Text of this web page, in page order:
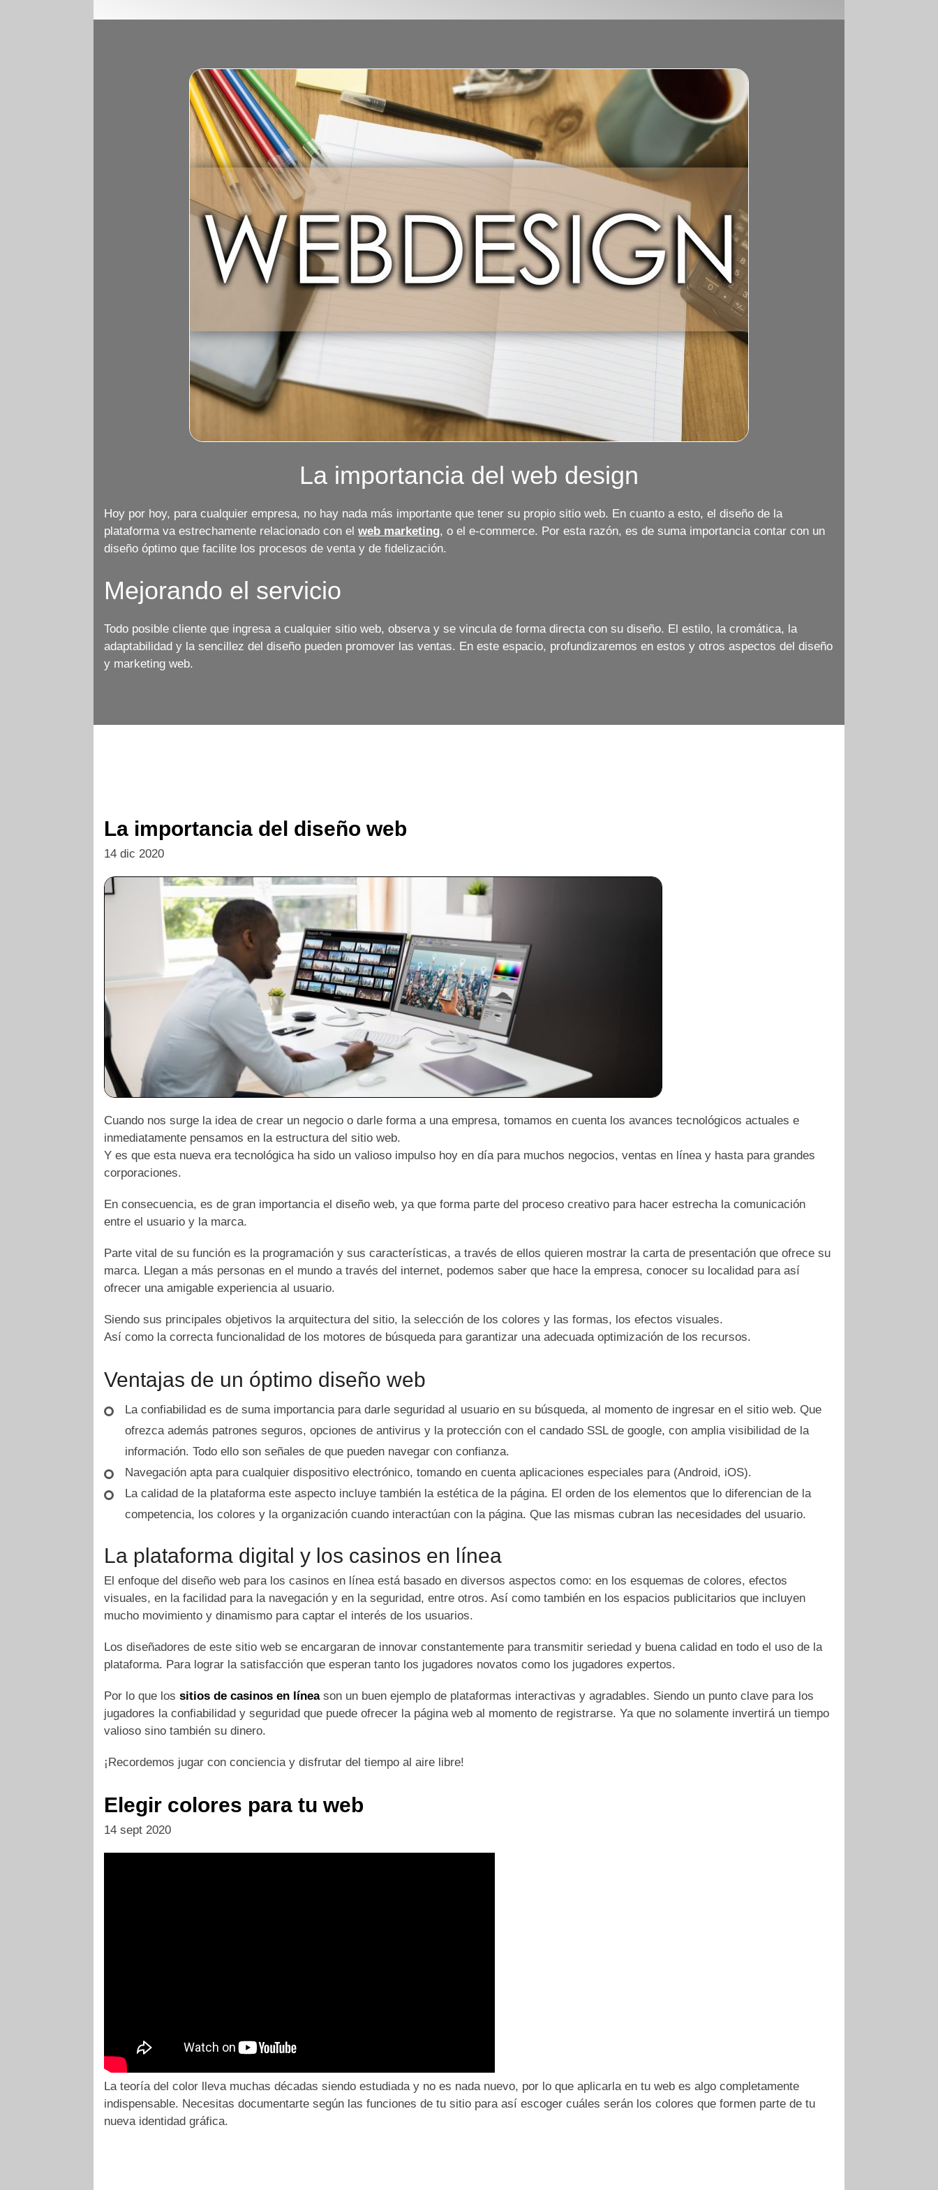
La importancia del web design
Hoy por hoy, para cualquier empresa, no hay nada más importante que tener su propio sitio web. En cuanto a esto, el diseño de la
plataforma va estrechamente relacionado con elweb marketing, o el e-commerce. Por esta razón, es de suma importancia contar con un
diseño óptimo que facilite los procesos de venta y de fidelización.
Mejorando el servicio
Todo posible cliente que ingresa a cualquier sitio web, observa y se vincula de forma directa con su diseño. El estilo, la cromática, la
adaptabilidad y la sencillez del diseño pueden promover las ventas. En este espacio, profundizaremos en estos y otros aspectos del diseño
y marketing web.
La importancia del diseño web
14 dic 2020
Cuando nos surge la idea de crear un negocio o darle forma a una empresa, tomamos en cuenta los avances tecnológicos actuales e
inmediatamente pensamos en la estructura del sitio web.
Y es que esta nueva era tecnológica ha sido un valioso impulso hoy en día para muchos negocios, ventas en línea y hasta para grandes
corporaciones.
En consecuencia, es de gran importancia el diseño web, ya que forma parte del proceso creativo para hacer estrecha la comunicación
entre el usuario y la marca.
Parte vital de su función es la programación y sus características, a través de ellos quieren mostrar la carta de presentación que ofrece su
marca. Llegan a más personas en el mundo a través del internet, podemos saber que hace la empresa, conocer su localidad para así
ofrecer una amigable experiencia al usuario.
Siendo sus principales objetivos la arquitectura del sitio, la selección de los colores y las formas, los efectos visuales.
Así como la correcta funcionalidad de los motores de búsqueda para garantizar una adecuada optimización de los recursos.
Ventajas de un óptimo diseño web
La confiabilidad es de suma importancia para darle seguridad al usuario en su búsqueda, al momento de ingresar en el sitio web. Que
ofrezca además patrones seguros, opciones de antivirus y la protección con el candado SSL de google, con amplia visibilidad de la
información. Todo ello son señales de que pueden navegar con confianza.
Navegación apta para cualquier dispositivo electrónico, tomando en cuenta aplicaciones especiales para (Android, iOS).
La calidad de la plataformaeste aspecto incluye también la estética de la página. El orden de los elementos que lo diferencian de la
competencia, los colores y la organización cuando interactúan con la página. Que las mismas cubran las necesidades del usuario.
La plataforma digital y los casinos en línea
El enfoque del diseño web para los casinos en línea está basado en diversos aspectos como: en los esquemas de colores, efectos
visuales, en la facilidad para la navegación y en la seguridad, entre otros. Así como también en los espacios publicitarios que incluyen
mucho movimiento y dinamismo para captar el interés de los usuarios.
Los diseñadores de este sitio web se encargaran de innovar constantemente para transmitir seriedad y buena calidad en todo el uso de la
plataforma. Para lograr la satisfacción que esperan tanto los jugadores novatos como los jugadores expertos.
Por lo que lossitios de casinos en líneason un buen ejemplo de plataformas interactivas y agradables. Siendo un punto clave para los
jugadores la confiabilidad y seguridad que puede ofrecer la página web al momento de registrarse. Ya que no solamente invertirá un tiempo
valioso sino también su dinero.
¡Recordemos jugar con conciencia y disfrutar del tiempo al aire libre!
Elegir colores para tu web
14 sept 2020
La teoría del color lleva muchas décadas siendo estudiada y no es nada nuevo, por lo que aplicarla en tu web es algo completamente
indispensable. Necesitas documentarte según las funciones de tu sitio para así escoger cuáles serán los colores que formen parte de tu
nueva identidad gráfica.